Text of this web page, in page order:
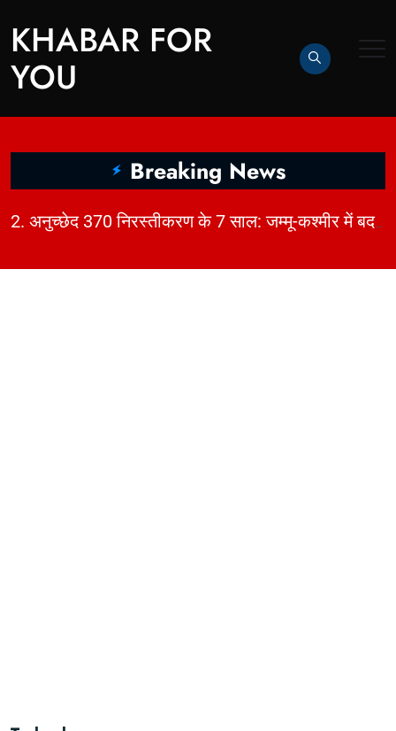
KHABAR FOR
YOU
Breaking News
|
2. अनुच्छेद 370 निरस्तीकरण के 7 साल: जम्मू-कश्मीर में बदलाव, चुनौतियाँ और विकास | KhabarForYou